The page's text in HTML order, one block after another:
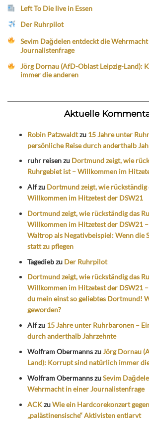
Left To Die live in Essen
Der Ruhrpilot
Sevim Dağdelen entdeckt die
Journalistenfrage
Jörg Dornau (AfD-Oblast Leipzig-Land):
immer die anderen
Aktuelle
Robin Patzwaldtzu 15 Jahre unter
persönliche Reise durch anderthalb
ruhr reisenzu Dortmund zeigt, wie
Ruhrgebiet ist – Willkommen im
Alfzu Dortmund zeigt, wie rückständig
Willkommen im Hitzetest der DSW21
Dortmund zeigt, wie rückständig das
Willkommen im Hitzetest der DSW21
Waltrop als Negativbeispiel: Wenn die
statt zu pflegen
Tagediebzu Der Ruhrpilot
Dortmund zeigt, wie rückständig das
Willkommen im Hitzetest der DSW21
du mein einst so geliebtes Dortmund!
geworden?
Alfzu 15 Jahre unter Ruhrbaronen –
durch anderthalb Jahrzehnte
Wolfram ObermannszuJörg Dornau
Land): Korrupt sind natürlich immer
Wolfram ObermannszuSevim
Wehrmacht in einer Journalistenfrage
ACKzuWie ein Hardcorekonzert
„palästinensische“ Aktivisten entlarvt